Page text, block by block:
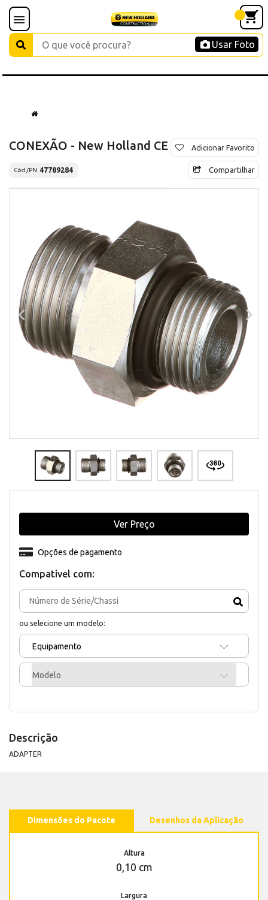
Usar Foto
CONEXÃO - New Holland CE
Cód./PN 47789284
Adicionar Favorito
Compartilhar
Compativel com:
ou selecione um modelo:
Equipamento
Modelo
Opções de pagamento
Ver Preço
Descrição
ADAPTER
Dimensões do Pacote Desenhos da Aplicação
Altura
0,10 cm
Largura